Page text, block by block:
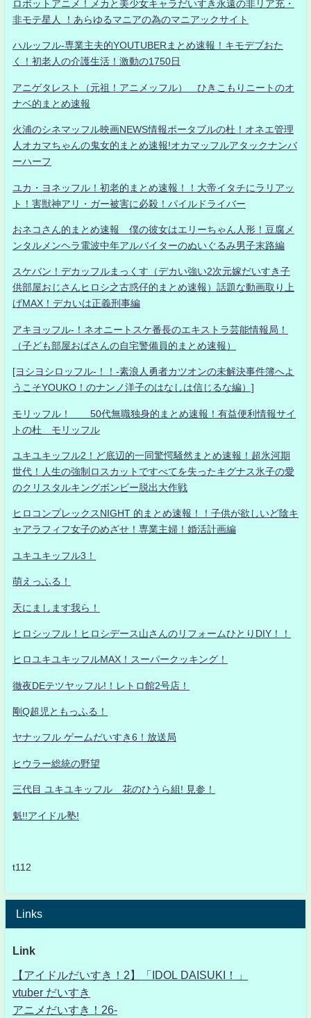
ロボットアニメ！メカと美少女キャラだいすき永遠の非リア充・
非モテ星人 ！あらゆるマニアの為のマニアックサイト
ハルッフル-専業主夫的YOUTUBERまとめ速報！キモデブおた
く！初老人の介護生活！激動の1750日
アニゲタレスト（元祖！アニメッフル） ひきこもりニートのオ
ナベ的まとめ速報
火浦のシネマッフル映画NEWS情報ポータブルの杜！オネエ管理
人オカマちゃんの鬼女的まとめ速報!オカマッフルアタックナンバ
ーハーフ
ユカ・ヨネッフル！初老的まとめ速報！！大帝イタチにラリアッ
ト！害獣神アリ・ガー被害に必殺！パイルドライバー
おネコさん的まとめ速報 僕の彼女はエリーちゃん人形！豆腐メ
ンタルメンヘラ電波中年アルバイターのぬいぐるみ男子末路編
スケバン！デカッフルまっくす（デカい強い2次元嫁だいすき子
供部屋おじさんヒロシ之古惑仔的まとめ速報）話題な動画取り上
げMAX！デカいは正義刑事編
アキヨッフル-！ネオニートスケ番長のエキストラ芸能情報局！
（子ども部屋おばさんの自宅警備員的まとめ速報）
[ヨシヨシロッフル-！！-素浪人勇者カツオンの未解決事件簿へよ
うこそYOUKO！のナンノ洋子のはなしは信じるな編）]
モリッフル！ 50代無職独身的まとめ速報！有益便利情報サイ
トの杜 モリッフル
ユキユキッフル2！ど底辺的一同驚愕騒然まとめ速報！超氷河期
世代！人生の強制ロスカットですべてを失ったキグナス氷子の愛
のクリスタルキングボンビー脱出大作戦
ヒロコンプレックスNIGHT 的まとめ速報！！子供が欲しいど陰キ
ャアラフィフ女子のめざせ！専業主婦！婚活計画編
ユキユキッフル3！
萌えっふる！
天にまします我ら！
ヒロシッフル！ヒロシデース山さんのリフォームひとりDIY！！
ヒロユキユキッフルMAX！スーパークッキング！
徹夜DEテツヤッフル!！レトロ館2号店！
剛Q超児ともっふる！
ヤナッフル ゲームだいすき6！放送局
ヒウラー総統の野望
三代目 ユキユキッフル 花のひうら組! 見参！
魁!!アイドル塾!
t112
Links
Link
【アイドルだいすき！2】「IDOL DAISUKI！」
vtuber だいすき
アニメだいすき！26-